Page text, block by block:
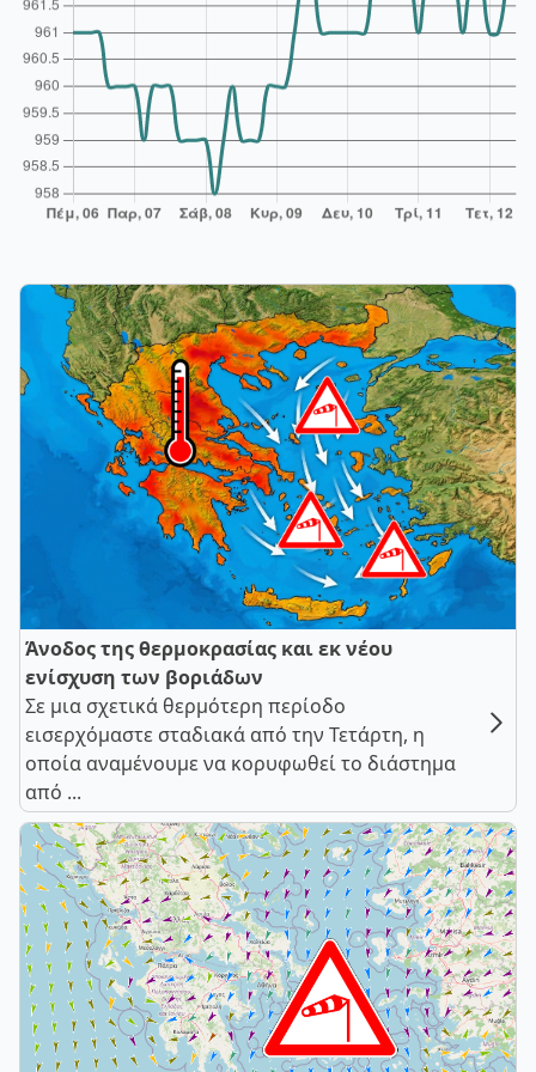
Άνοδος της θερμοκρασίας και εκ νέου
ενίσχυση των βοριάδων
Σε μια σχετικά θερμότερη περίοδο
εισερχόμαστε σταδιακά από την Τετάρτη, η
οποία αναμένουμε να κορυφωθεί το διάστημα
από ...